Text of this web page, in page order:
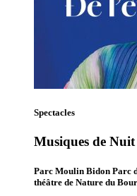
Spectacles
Musiques de Nuit
Parc Moulin Bidon Parc
théâtre de Nature du